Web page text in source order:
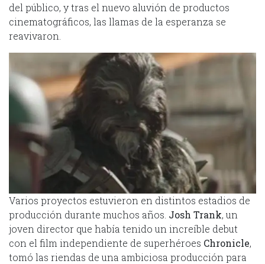
del público, y tras el nuevo aluvión de productos
cinematográficos, las llamas de la esperanza se
reavivaron.
Varios proyectos estuvieron en distintos estadios de
producción durante muchos años. Josh Trank, un
joven director que había tenido un increíble debut
con el film independiente de superhéroes Chronicle,
tomó las riendas de una ambiciosa producción para